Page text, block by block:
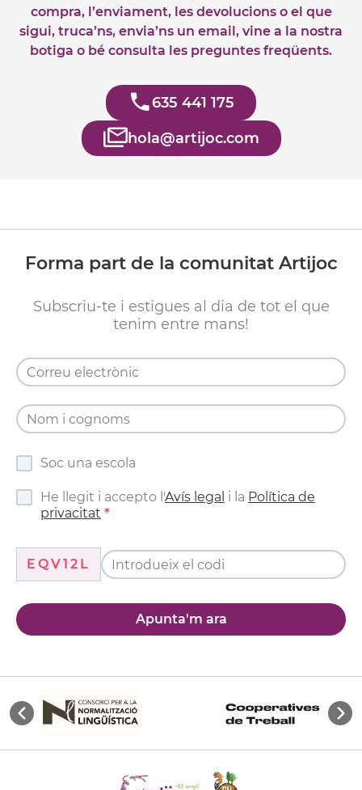
compra, l’enviament, les devolucions o el que
sigui, truca’ns, envia’ns un email, vine a la nostra
botiga o bé consulta les preguntes freqüents.
635 441 175
hola@artijoc.com
Forma part de la comunitat Artijoc
Subscriu-te i estigues al dia de tot el que
tenim entre mans!
Soc una escola
He llegit i accepto l'Avís legal i la Política de
privacitat
EQV12L
Apunta'm ara